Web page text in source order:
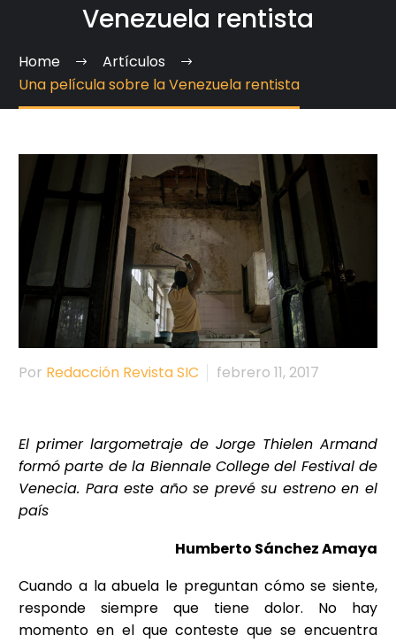
Venezuela rentista
Home
Artículos
Una película sobre la Venezuela rentista
Por Redacción Revista SIC febrero 11, 2017
El primer largometraje de Jorge Thielen Armand
formó parte de la Biennale College del Festival de
Venecia. Para este año se prevé su estreno en el
país
Humberto Sánchez Amaya
Cuando a la abuela le preguntan cómo se siente,
responde siempre que tiene dolor. No hay
momento en el que conteste que se encuentra